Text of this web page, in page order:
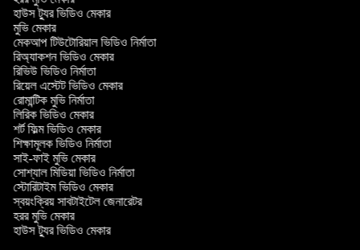
হাউস ট্যুর ভিডিও মেকার
মুভি মেকার
মেকআপ টিউটোরিয়াল ভিডিও নির্মাতা
রিঅ্যাকশন ভিডিও মেকার
রিভিউ ভিডিও নির্মাতা
রিয়েল এস্টেট ভিডিও মেকার
রোমান্টিক মুভি নির্মাতা
লিরিক ভিডিও মেকার
শর্ট ফিল্ম ভিডিও মেকার
শিক্ষামূলক ভিডিও নির্মাতা
সাই-ফাই মুভি মেকার
সোশ্যাল মিডিয়া ভিডিও নির্মাতা
স্টোরিটাইম ভিডিও মেকার
স্বয়ংক্রিয় সাবটাইটেল জেনারেটর
হরর মুভি মেকার
হাউস ট্যুর ভিডিও মেকার